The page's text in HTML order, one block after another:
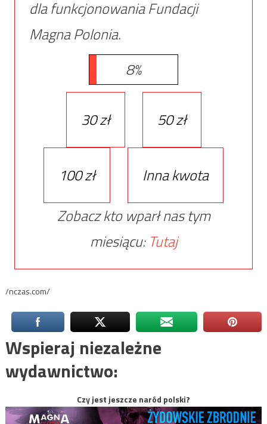
dla funkcjonowania Fundacji
Magna Polonia.
8%
30 zł 50 zł
100 zł
Inna kwota
Zobacz kto wparł nas tym
miesiącu: Tutaj
/nczas.com/
Wspieraj niezależne
wydawnictwo:
Czy jest jeszcze naród polski?